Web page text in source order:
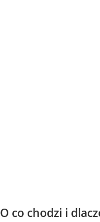
O co chodzi i